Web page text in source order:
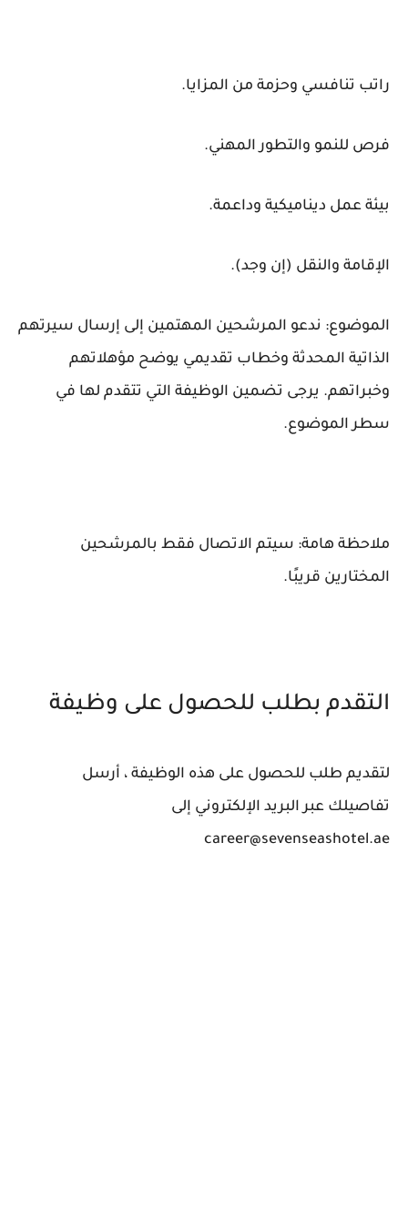
راتب تنافسي وحزمة من المزايا.
فرص للنمو والتطور المهني.
بيئة عمل ديناميكية وداعمة.
الإقامة والنقل (إن وجد).
الموضوع: ندعو المرشحين المهتمين إلى إرسال سيرتهم
الذاتية المحدثة وخطاب تقديمي يوضح مؤهلاتهم
وخبراتهم. يرجى تضمين الوظيفة التي تتقدم لها في
سطر الموضوع.
ملاحظة هامة: سيتم الاتصال فقط بالمرشحين
المختارين قريبًا.
التقدم بطلب للحصول على وظيفة
لتقديم طلب للحصول على هذه الوظيفة ، أرسل
تفاصيلك عبر البريد الإلكتروني إلى
career@sevenseashotel.ae